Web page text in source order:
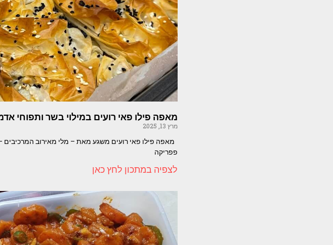
מאפה פילו פאי רועים במילוי בשר ותפוחי
מרץ 13, 2025
פפריקה
לצפיה במתכון לחץ כאן